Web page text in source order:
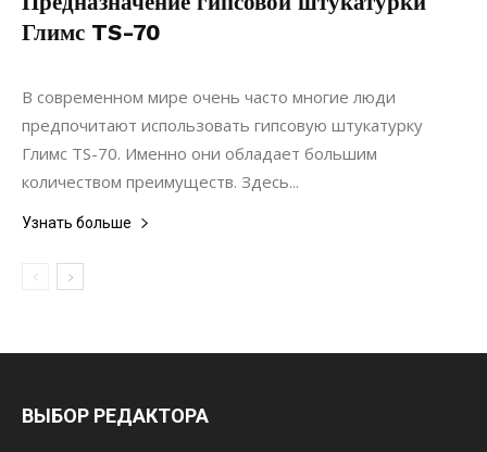
Глимс TS-70
04.09.2020
В современном мире очень часто многие люди
предпочитают использовать гипсовую штукатурку
Глимс TS-70. Именно они обладает большим
количеством преимуществ. Здесь...
Узнать больше
ВЫБОР РЕДАКТОРА